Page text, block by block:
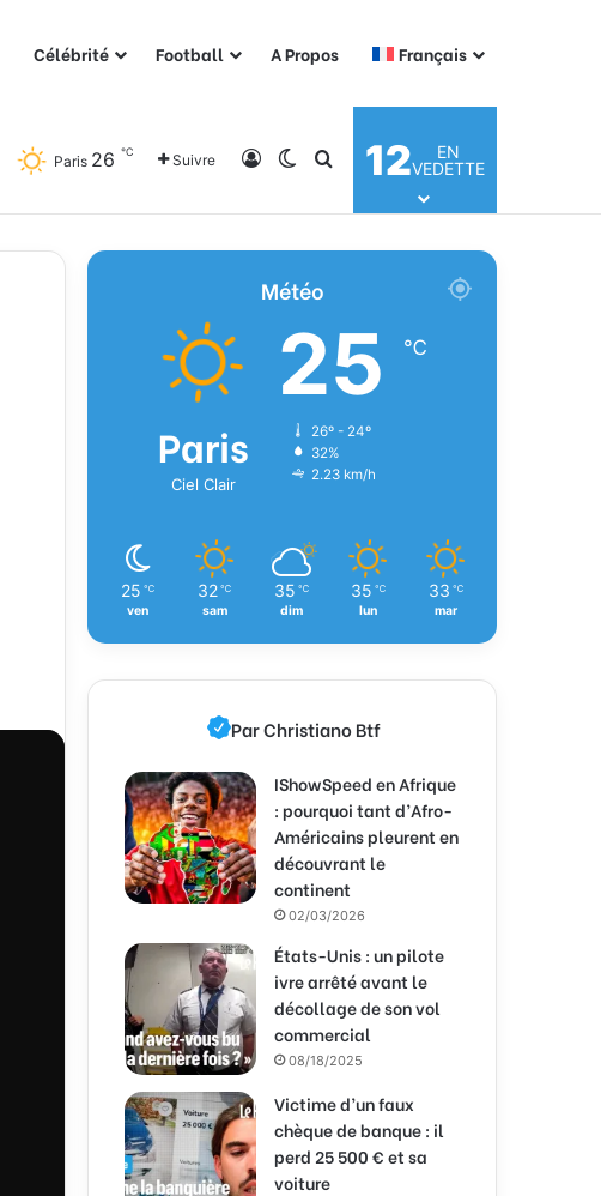
Célébrité Football A Propos Français
Paris 26 ℃ Suivre ConnexionSwitch skin
Rechercher
12
EN
VEDETTE
Météo
Paris
Ciel Clair
25 ℃
26º - 24º
32%
2.23 km/h
25 ℃
ven
32 ℃
sam
35 ℃
dim
35 ℃
lun
33 ℃
mar
Par Christiano Btf
IShowSpeed en Afrique
: pourquoi tant d’Afro-
Américains pleurent en
découvrant le
continent
02/03/2026
États-Unis : un pilote
ivre arrêté avant le
décollage de son vol
commercial
08/18/2025
Victime d’un faux
chèque de banque : il
perd 25 500 € et sa
voiture